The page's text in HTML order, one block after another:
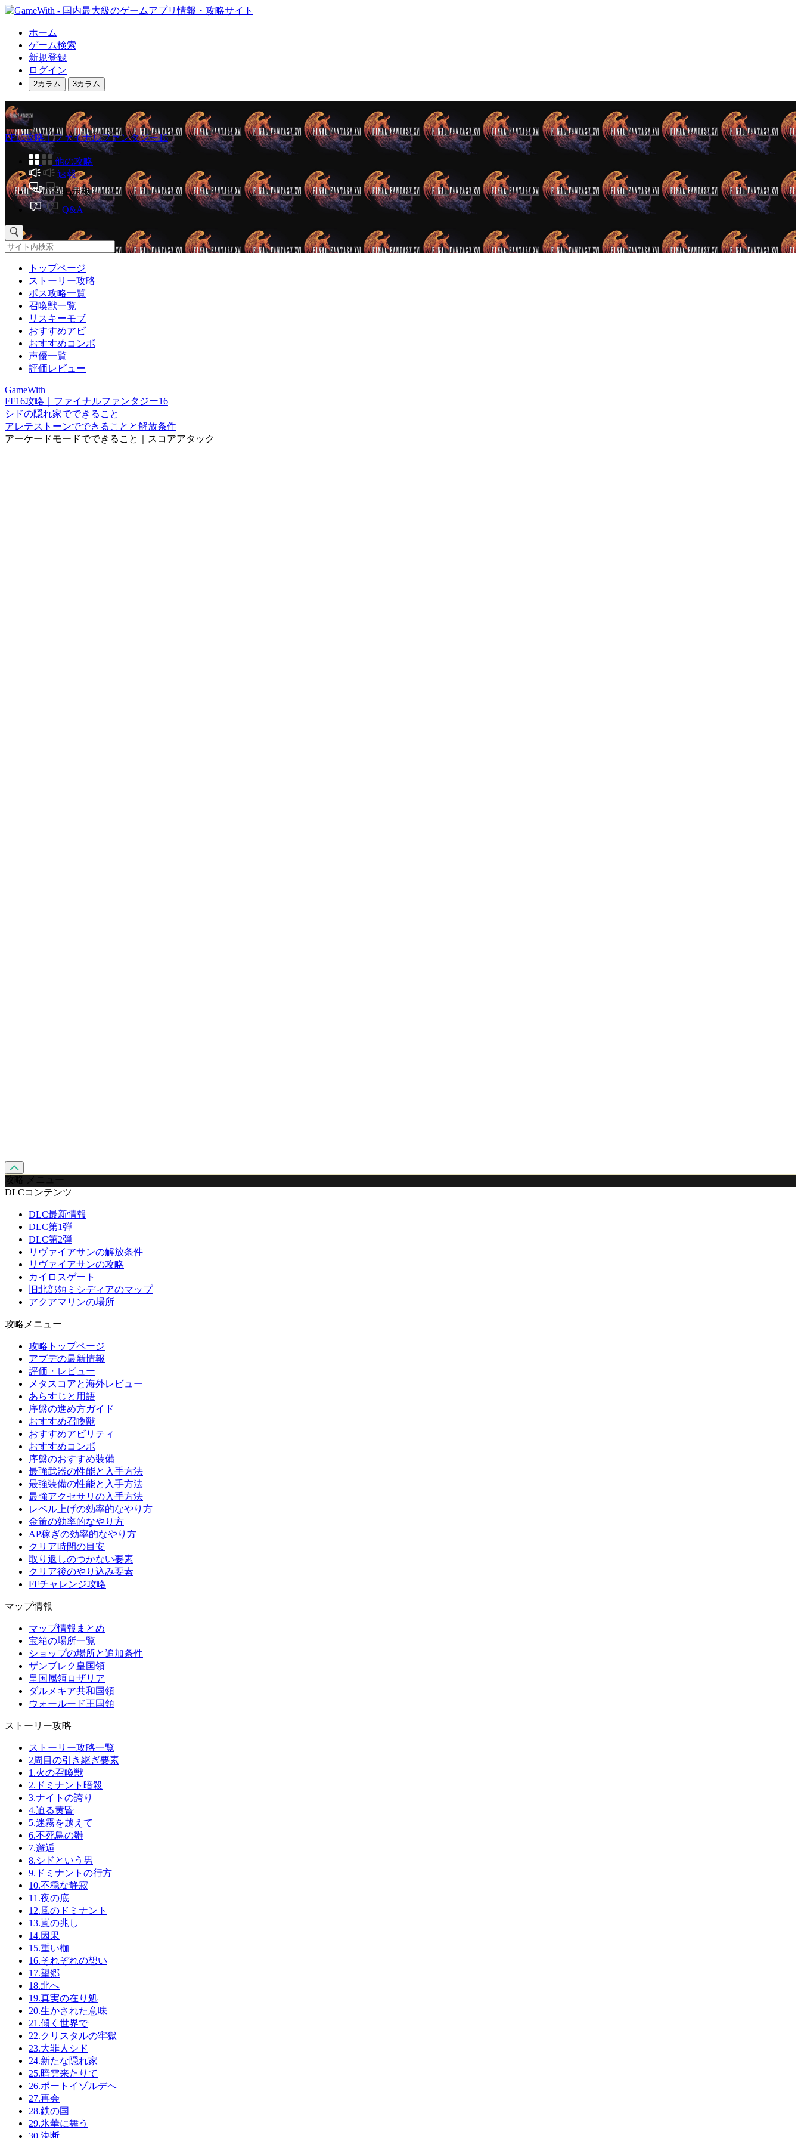
ホーム
ゲーム検索
新規登録
ログイン
2カラム 3カラム
FF16攻略｜ファイナルファンタジー16
他の攻略
速報
掲示板
Q&A
トップページ
ストーリー攻略
ボス攻略一覧
召喚獣一覧
リスキーモブ
おすすめアビ
おすすめコンボ
声優一覧
評価レビュー
GameWith
FF16攻略｜ファイナルファンタジー16
シドの隠れ家でできること
アレテストーンでできることと解放条件
アーケードモードでできること｜スコアアタック
攻略 メニュー
DLCコンテンツ
DLC最新情報
DLC第1弾
DLC第2弾
リヴァイアサンの解放条件
リヴァイアサンの攻略
カイロスゲート
旧北部領ミシディアのマップ
アクアマリンの場所
攻略メニュー
攻略トップページ
アプデの最新情報
評価・レビュー
メタスコアと海外レビュー
あらすじと用語
序盤の進め方ガイド
おすすめ召喚獣
おすすめアビリティ
おすすめコンボ
序盤のおすすめ装備
最強武器の性能と入手方法
最強装備の性能と入手方法
最強アクセサリの入手方法
レベル上げの効率的なやり方
金策の効率的なやり方
AP稼ぎの効率的なやり方
クリア時間の目安
取り返しのつかない要素
クリア後のやり込み要素
FFチャレンジ攻略
マップ情報
マップ情報まとめ
宝箱の場所一覧
ショップの場所と追加条件
ザンブレク皇国領
皇国属領ロザリア
ダルメキア共和国領
ウォールード王国領
ストーリー攻略
ストーリー攻略一覧
2周目の引き継ぎ要素
1.火の召喚獣
2.ドミナント暗殺
3.ナイトの誇り
4.迫る黄昏
5.迷霧を越えて
6.不死鳥の雛
7.邂逅
8.シドという男
9.ドミナントの行方
10.不穏な静寂
11.夜の底
12.風のドミナント
13.嵐の兆し
14.因果
15.重い枷
16.それぞれの想い
17.望郷
18.北へ
19.真実の在り処
20.生かされた意味
21.傾く世界で
22.クリスタルの牢獄
23.大罪人シド
24.新たな隠れ家
25.暗雲来たりて
26.ポートイゾルデへ
27.再会
28.鉄の国
29.氷華に舞う
30.決断